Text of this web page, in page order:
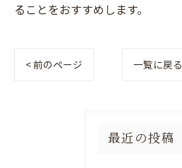
ることをおすすめします。
< 前のページ 一覧に戻る
最近の投稿